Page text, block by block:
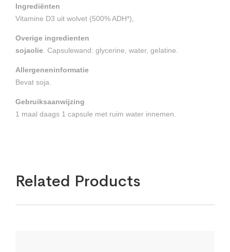
Ingrediënten
Vitamine D3 uit wolvet (500% ADH*),
Overige ingredienten
sojaolie . Capsulewand: glycerine, water, gelatine.
Allergeneninformatie
Bevat soja.
Gebruiksaanwijzing
1 maal daags 1 capsule met ruim water innemen.
Related Products